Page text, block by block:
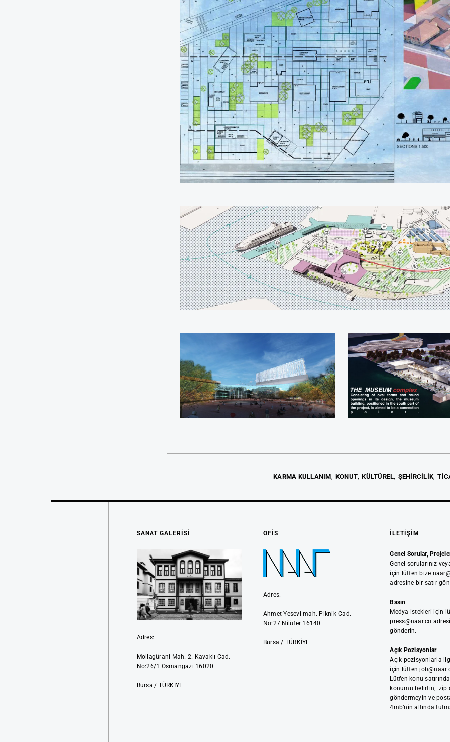
KARMA KULLANIM KONUT KÜLTÜREL ŞEHİRCİLİK
SANAT GALERİSİ
Adres:
Mollagürani Mah. 2. Kavaklı Cad.
No:26/1 Osmangazi 16020
Bursa / TÜRKİYE
OFIS
Adres:
Ahmet Yesevi mah. Piknik Cad.
No:27 Nilüfer 16140
Bursa / TÜRKİYE
İLETIŞIM
Genel Sorular,
Genel sorularınız
için lütfen bize
adresine bir satır
Basın
Medya istekleri için
press@naar.co
gönderin.
Açık Pozisyonlar
Açık pozisyonlarla
için lütfen
Lütfen konu
konumu belirtin, .zip
göndermeyin ve
4mb’nin altında